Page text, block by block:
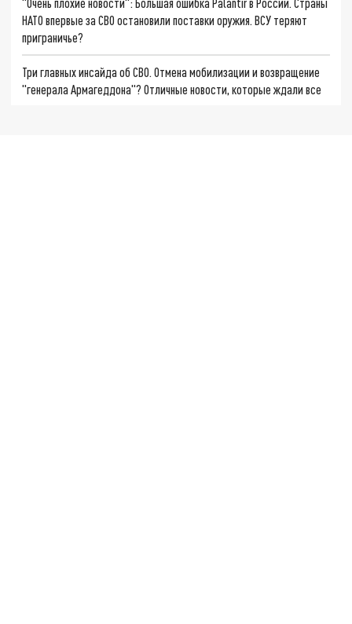
НАТО впервые за СВО остановили поставки оружия. ВСУ теряют
приграничье?
Три главных инсайда об СВО. Отмена мобилизации и возвращение
"генерала Армагеддона"? Отличные новости, которые ждали все